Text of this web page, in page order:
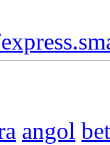
angol